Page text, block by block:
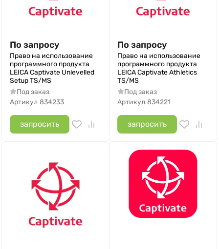
По запросу
Право на использование
программного продукта
LEICA Сaptivate Unlevelled
Setup TS/MS
Под заказ
Артикул 834233
запросить
По запросу
Право на использование
программного продукта
LEICA Сaptivate Athletics
TS/MS
Под заказ
Артикул 834221
запросить